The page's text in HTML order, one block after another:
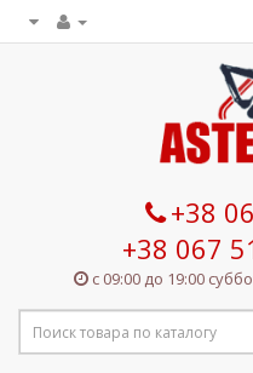
+38
+38 067
с 09:00 до 19:00